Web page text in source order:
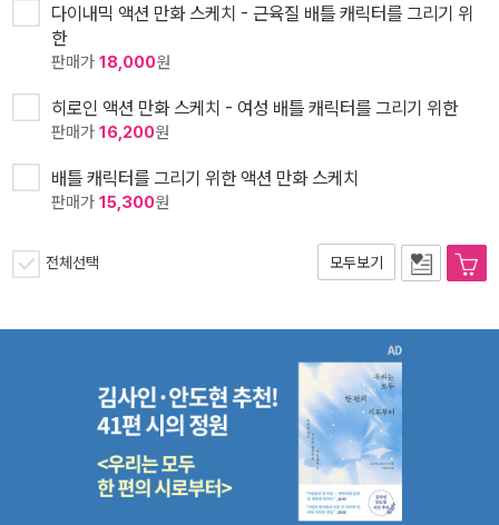
다이내믹 액션 만화 스케치 - 근육질 배틀 캐릭터를 그리기 위
한
판매가 18,000원
히로인 액션 만화 스케치 - 여성 배틀 캐릭터를 그리기 위한
판매가 16,200원
배틀 캐릭터를 그리기 위한 액션 만화 스케치
판매가 15,300원
전체선택 모두보기